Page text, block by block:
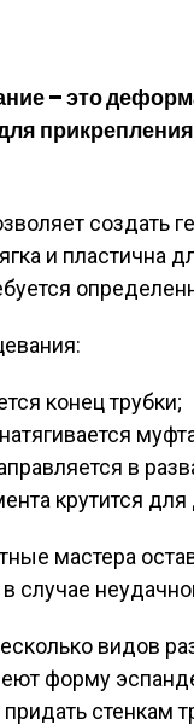
– это
прикрепления
создать
и пластична
конец трубки;
в
крутится
мастера
случае
видов
форму
стенкам